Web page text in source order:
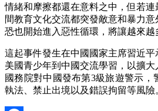
情緒和摩擦都還在意料之中，但若
間教育文化交流都突發敵意和暴力
恐也開始進入惡性循環，將讓越來越
這起事件發生在中國國家主席習近平
美國青少年到中國交流學習，以擴
國務院對中國發布第3級旅遊警示，
執法、禁止出境以及錯誤拘留等風險